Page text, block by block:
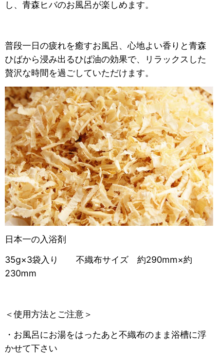
し、青森ヒバのお風呂が楽しめます。
普段一日の疲れを癒すお風呂、心地よい香りと青森
ひばから浸み出るひば油の効果で、リラックスした
贅沢な時間を過ごしていただけます。
日本一の入浴剤
35g×3袋入り 不織布サイズ 約290mm×約
230mm
＜使用方法とご注意＞
・お風呂にお湯をはったあと不織布のまま浴槽に浮
かせて下さい